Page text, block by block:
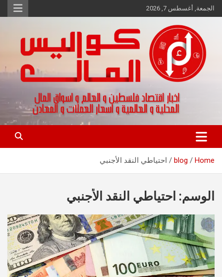
Skip
to
الجمعة, أغسطس 7, 2026
كواليس المال
اخبار اقتصاد فلسطين و العالم و تقارير اسواق المال و العملات
Home
blog احتياطي النقد الأجنبي
الوسم: احتياطي النقد الأجنبي